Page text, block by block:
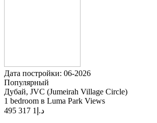
Дата постройки: 06-2026
Популярный
Дубай, JVC (Jumeirah Village Circle)
1 bedroom в Luma Park Views
د.إ 1 317 495